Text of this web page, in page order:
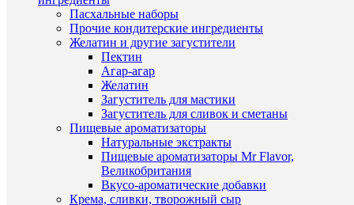
Пасхальные наборы
Прочие кондитерские ингредиенты
Желатин и другие загустители
Пектин
Агар-агар
Желатин
Загуститель для мастики
Загуститель для сливок и сметаны
Пищевые ароматизаторы
Натуральные экстракты
Пищевые ароматизаторы Mr Flavor,
Великобритания
Вкусо-ароматические добавки
Крема, сливки, творожный сыр